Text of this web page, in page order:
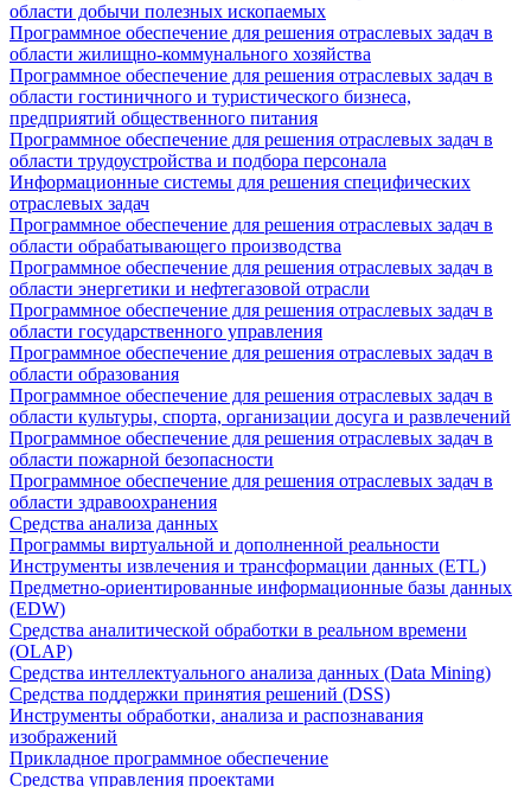
области добычи полезных ископаемых
Программное обеспечение для решения отраслевых задач в
области жилищно-коммунального хозяйства
Программное обеспечение для решения отраслевых задач в
области гостиничного и туристического бизнеса,
предприятий общественного питания
Программное обеспечение для решения отраслевых задач в
области трудоустройства и подбора персонала
Информационные системы для решения специфических
отраслевых задач
Программное обеспечение для решения отраслевых задач в
области обрабатывающего производства
Программное обеспечение для решения отраслевых задач в
области энергетики и нефтегазовой отрасли
Программное обеспечение для решения отраслевых задач в
области государственного управления
Программное обеспечение для решения отраслевых задач в
области образования
Программное обеспечение для решения отраслевых задач в
области культуры, спорта, организации досуга и развлечений
Программное обеспечение для решения отраслевых задач в
области пожарной безопасности
Программное обеспечение для решения отраслевых задач в
области здравоохранения
Средства анализа данных
Программы виртуальной и дополненной реальности
Инструменты извлечения и трансформации данных (ETL)
Предметно-ориентированные информационные базы данных
(EDW)
Средства аналитической обработки в реальном времени
(OLAP)
Средства интеллектуального анализа данных (Data Mining)
Средства поддержки принятия решений (DSS)
Инструменты обработки, анализа и распознавания
изображений
Прикладное программное обеспечение
Средства управления проектами